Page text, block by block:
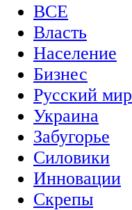
ВСЕ
Власть
Население
Бизнес
Русский мир
Украина
Забугорье
Силовики
Инновации
Скрепы